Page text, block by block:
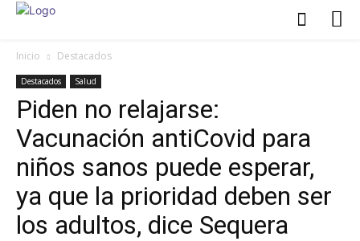
Inicio Destacados
Destacados Salud
Piden no relajarse:
Vacunación antiCovid para
niños sanos puede esperar,
ya que la prioridad deben ser
los adultos, dice Sequera